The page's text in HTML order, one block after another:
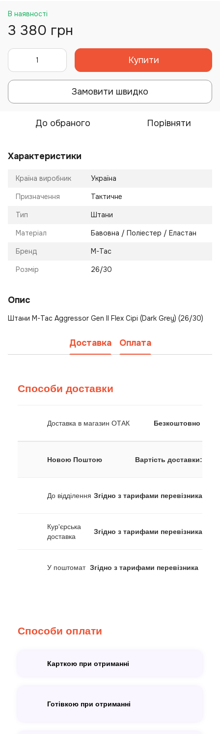
В наявності
3 380 грн
Купити
Замовити швидко
До обраного Порівняти
Характеристики
Країна виробник Україна
Призначення Тактичне
Тип Штани
Матеріал Бавовна / Поліестер / Еластан
Бренд M-Tac
Розмір 26/30
Опис
Штани M-Tac Aggressor Gen II Flex Сірі (Dark Grey) (26/30)
Доставка Оплата
Способи доставки
Доставка в магазин ОТАК Безкоштовно
Новою Поштою Вартість доставки:
До відділення Згідно з тарифами перевізника
Кур'єрська
доставка
Згідно з тарифами перевізника
У поштомат Згідно з тарифами перевізника
Способи оплати
Карткою при отриманні
Готівкою при отриманні